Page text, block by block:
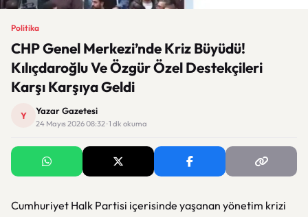
Politika
CHP Genel Merkezi’nde Kriz Büyüdü!
Kılıçdaroğlu Ve Özgür Özel Destekçileri
Karşı Karşıya Geldi
Y Yazar Gazetesi
24 Mayıs 2026 08:32 · 1 dk okuma
Cumhuriyet Halk Partisi içerisinde yaşanan yönetim krizi